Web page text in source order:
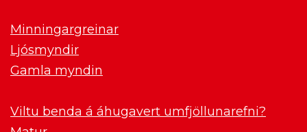
Minningargreinar
Ljósmyndir
Gamla myndin
Viltu benda á áhugavert umfjöllunarefni?